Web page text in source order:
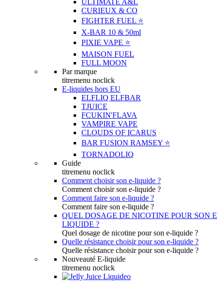
ULTIMATE A&L
CURIEUX & CO
FIGHTER FUEL ⭐️
X-BAR 10 & 50ml
PIXIE VAPE ⭐️
MAISON FUEL
FULL MOON
Par marque
titremenu noclick
E-liquides hors EU
ELFLIQ ELFBAR
TJUICE
FCUKIN'FLAVA
VAMPIRE VAPE
CLOUDS OF ICARUS
BAR FUSION RAMSEY ⭐️
TORNADOLIQ
Guide
titremenu noclick
Comment choisir son e-liquide ?
Comment choisir son e-liquide ?
Comment faire son e-liquide ?
Comment faire son e-liquide ?
QUEL DOSAGE DE NICOTINE POUR SON
LIQUIDE ?
Quel dosage de nicotine pour son e-liquide ?
Quelle résistance choisir pour son e-liquide ?
Quelle résistance choisir pour son e-liquide ?
Nouveauté E-liquide
titremenu noclick